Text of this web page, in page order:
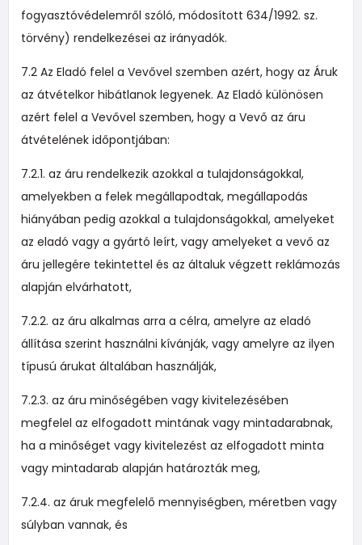
fogyasztóvédelemről szóló, módosított 634/1992. sz.
törvény) rendelkezései az irányadók.
7.2 Az Eladó felel a Vevővel szemben azért, hogy az Áruk
az átvételkor hibátlanok legyenek. Az Eladó különösen
azért felel a Vevővel szemben, hogy a Vevő az áru
átvételének időpontjában:
7.2.1. az áru rendelkezik azokkal a tulajdonságokkal,
amelyekben a felek megállapodtak, megállapodás
hiányában pedig azokkal a tulajdonságokkal, amelyeket
az eladó vagy a gyártó leírt, vagy amelyeket a vevő az
áru jellegére tekintettel és az általuk végzett reklámozás
alapján elvárhatott,
7.2.2. az áru alkalmas arra a célra, amelyre az eladó
állítása szerint használni kívánják, vagy amelyre az ilyen
típusú árukat általában használják,
7.2.3. az áru minőségében vagy kivitelezésében
megfelel az elfogadott mintának vagy mintadarabnak,
ha a minőséget vagy kivitelezést az elfogadott minta
vagy mintadarab alapján határozták meg,
7.2.4. az áruk megfelelő mennyiségben, méretben vagy
súlyban vannak, és